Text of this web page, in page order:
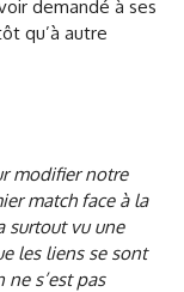
demandé à ses
qu’à autre
modifier notre
match face à la
surtout vu une
les liens se sont
s’est pas